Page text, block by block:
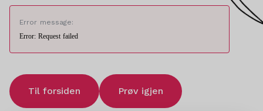
Error message:
Error: Request failed
Til forsiden Prøv igjen